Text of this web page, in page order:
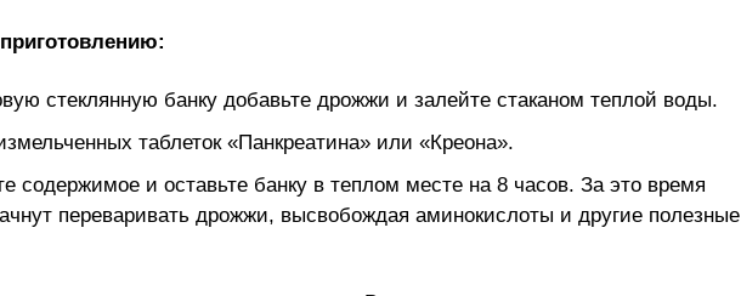
стеклянную банку добавьте дрожжи и залейте стаканом теплой воды.
таблеток «Панкреатина» или «Креона».
содержимое и оставьте банку в теплом месте на 8 часов. За это время
переваривать дрожжи, высвобождая аминокислоты и другие полезные